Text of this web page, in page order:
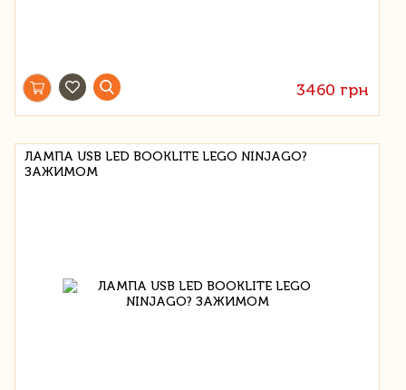
3460 грн
ЛАМПА USB LED BOOKLITE LEGO NINJAGO?
ЗАЖИМОМ